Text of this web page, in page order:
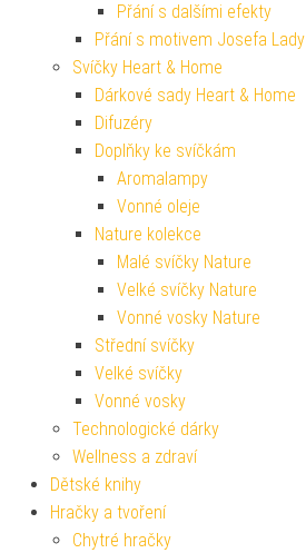
Přání s dalšími efekty
Přání s motivem Josefa Lady
Svíčky Heart & Home
Dárkové sady Heart & Home
Difuzéry
Doplňky ke svíčkám
Aromalampy
Vonné oleje
Nature kolekce
Malé svíčky Nature
Velké svíčky Nature
Vonné vosky Nature
Střední svíčky
Velké svíčky
Vonné vosky
Technologické dárky
Wellness a zdraví
Dětské knihy
Hračky a tvoření
Chytré hračky